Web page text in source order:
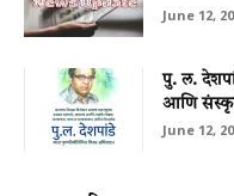
June 12,
पु. ल.
आणि
June 12,